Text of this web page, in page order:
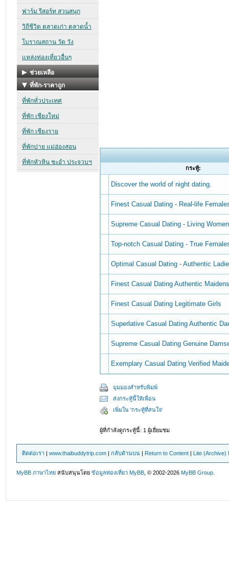
กระทู้:
Discover the world of night dating.
Finest Сasual Dating - Real-life
Supreme Сasual Dating - Living Women
Top-notch Сasual Dating - True
Optimal Сasual Dating - Authentic
Finest Сasual Dating Authentic
Finest Сasual Dating Legitimate Girls
Superlative Сasual Dating Authentic
Supreme Сasual Dating Genuine
Exemplary Сasual Dating Verified
มุมมองสำหรับพิมพ์
ส่งกระทู้นี้ให้เพื่อน
เพิ่มใน 'กระทู้ที่สนใจ'
ผู้ที่กำลังดูกระทู้นี้: 1 ผู้เยี่ยมชม
ติดต่อเรา |www.thaibuddytrip.com |กลับด้านบน | Return to Content | Lite (Archive)
MyBB ภาษาไทย สนับสนุนโดยข้อมูลท่องเที่ยว MyBB , © 2002-2026MyBB Group